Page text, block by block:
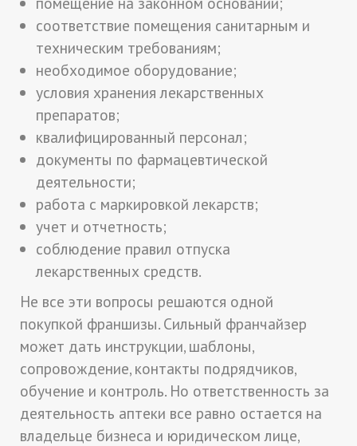
соответствие помещения санитарным и
техническим требованиям;
необходимое оборудование;
условия хранения лекарственных
препаратов;
квалифицированный персонал;
документы по фармацевтической
деятельности;
работа с маркировкой лекарств;
учет и отчетность;
соблюдение правил отпуска
лекарственных средств.
Не все эти вопросы решаются одной
покупкой франшизы. Сильный франчайзер
может дать инструкции, шаблоны,
сопровождение, контакты подрядчиков,
обучение и контроль. Но ответственность за
деятельность аптеки все равно остается на
владельце бизнеса и юридическом лице,